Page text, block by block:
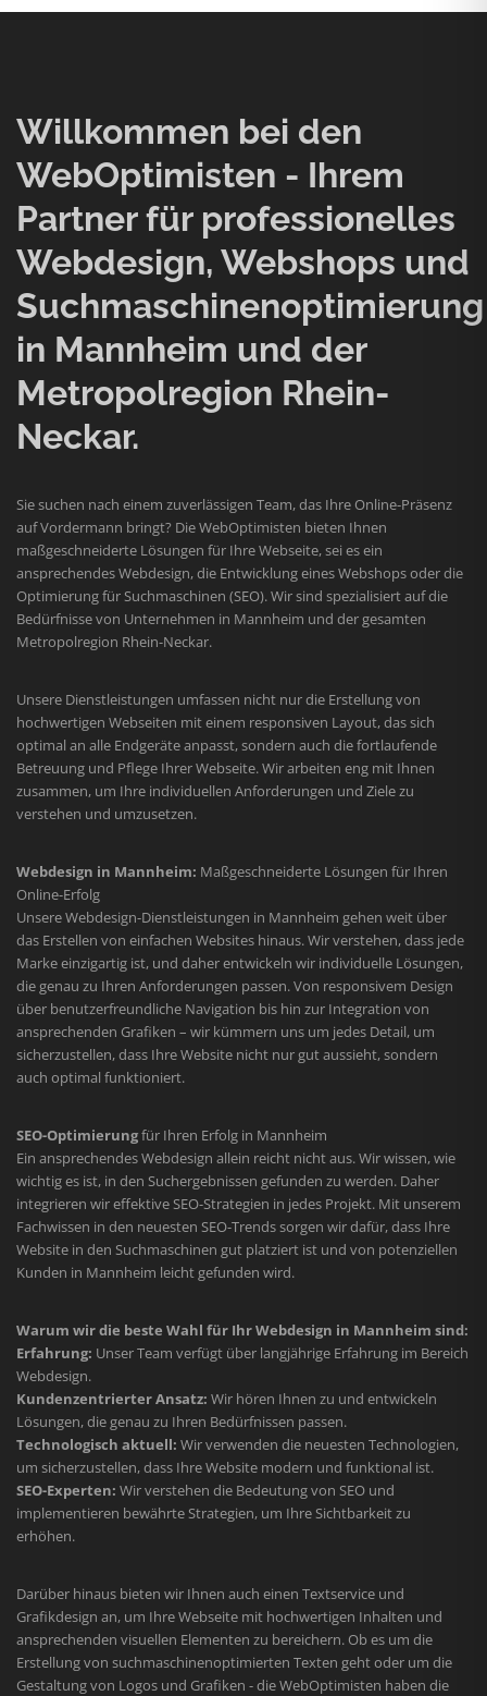
Willkommen bei den
WebOptimisten - Ihrem
Partner für professionelles
Webdesign, Webshops und
Suchmaschinenoptimierung
in Mannheim und der
Metropolregion Rhein-
Neckar.
Sie suchen nach einem zuverlässigen Team, das Ihre Online-Präsenz
auf Vordermann bringt? Die WebOptimisten bieten Ihnen
maßgeschneiderte Lösungen für Ihre Webseite, sei es ein
ansprechendes Webdesign, die Entwicklung eines Webshops oder die
Optimierung für Suchmaschinen (SEO). Wir sind spezialisiert auf die
Bedürfnisse von Unternehmen in Mannheim und der gesamten
Metropolregion Rhein-Neckar.
Unsere Dienstleistungen umfassen nicht nur die Erstellung von
hochwertigen Webseiten mit einem responsiven Layout, das sich
optimal an alle Endgeräte anpasst, sondern auch die fortlaufende
Betreuung und Pflege Ihrer Webseite. Wir arbeiten eng mit Ihnen
zusammen, um Ihre individuellen Anforderungen und Ziele zu
verstehen und umzusetzen.
Webdesign in Mannheim: Maßgeschneiderte Lösungen für Ihren
Online-Erfolg
Unsere Webdesign-Dienstleistungen in Mannheim gehen weit über
das Erstellen von einfachen Websites hinaus. Wir verstehen, dass jede
Marke einzigartig ist, und daher entwickeln wir individuelle Lösungen,
die genau zu Ihren Anforderungen passen. Von responsivem Design
über benutzerfreundliche Navigation bis hin zur Integration von
ansprechenden Grafiken – wir kümmern uns um jedes Detail, um
sicherzustellen, dass Ihre Website nicht nur gut aussieht, sondern
auch optimal funktioniert.
SEO-Optimierungfür Ihren Erfolg in Mannheim
Ein ansprechendes Webdesign allein reicht nicht aus. Wir wissen, wie
wichtig es ist, in den Suchergebnissen gefunden zu werden. Daher
integrieren wir effektive SEO-Strategien in jedes Projekt. Mit unserem
Fachwissen in den neuesten SEO-Trends sorgen wir dafür, dass Ihre
Website in den Suchmaschinen gut platziert ist und von potenziellen
Kunden in Mannheim leicht gefunden wird.
Warum wir die beste Wahl für Ihr Webdesign in Mannheim sind:
Erfahrung: Unser Team verfügt über langjährige Erfahrung im Bereich
Webdesign.
Kundenzentrierter Ansatz: Wir hören Ihnen zu und entwickeln
Lösungen, die genau zu Ihren Bedürfnissen passen.
Technologisch aktuell: Wir verwenden die neuesten Technologien,
um sicherzustellen, dass Ihre Website modern und funktional ist.
SEO-Experten: Wir verstehen die Bedeutung von SEO und
implementieren bewährte Strategien, um Ihre Sichtbarkeit zu
erhöhen.
Darüber hinaus bieten wir Ihnen auch einen Textservice und
Grafikdesign an, um Ihre Webseite mit hochwertigen Inhalten und
ansprechenden visuellen Elementen zu bereichern. Ob es um die
Erstellung von suchmaschinenoptimierten Texten geht oder um die
Gestaltung von Logos und Grafiken - die WebOptimisten haben die